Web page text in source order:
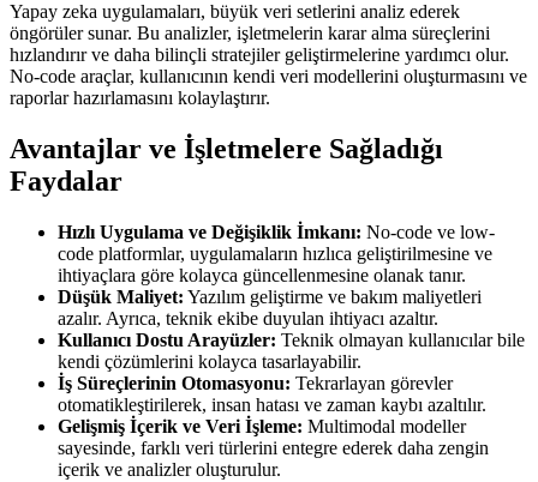
Yapay zeka uygulamaları, büyük veri setlerini analiz ederek
öngörüler sunar. Bu analizler, işletmelerin karar alma süreçlerini
hızlandırır ve daha bilinçli stratejiler geliştirmelerine yardımcı olur.
No-code araçlar, kullanıcının kendi veri modellerini oluşturmasını ve
raporlar hazırlamasını kolaylaştırır.
Avantajlar ve İşletmelere Sağladığı
Faydalar
Hızlı Uygulama ve Değişiklik İmkanı: No-code ve low-
code platformlar, uygulamaların hızlıca geliştirilmesine ve
ihtiyaçlara göre kolayca güncellenmesine olanak tanır.
Düşük Maliyet: Yazılım geliştirme ve bakım maliyetleri
azalır. Ayrıca, teknik ekibe duyulan ihtiyacı azaltır.
Kullanıcı Dostu Arayüzler: Teknik olmayan kullanıcılar bile
kendi çözümlerini kolayca tasarlayabilir.
İş Süreçlerinin Otomasyonu: Tekrarlayan görevler
otomatikleştirilerek, insan hatası ve zaman kaybı azaltılır.
Gelişmiş İçerik ve Veri İşleme: Multimodal modeller
sayesinde, farklı veri türlerini entegre ederek daha zengin
içerik ve analizler oluşturulur.